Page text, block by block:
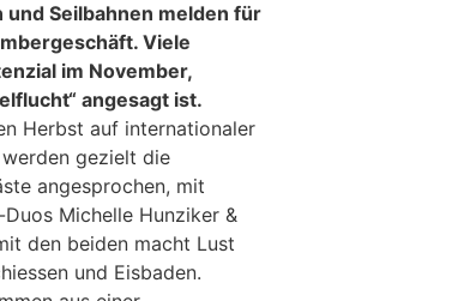
Seilbahnen melden für
Viele
im November,
angesagt ist.
Herbst auf internationaler
gezielt die
angesprochen, mit
Michelle Hunziker &
den beiden macht Lust
und Eisbaden.